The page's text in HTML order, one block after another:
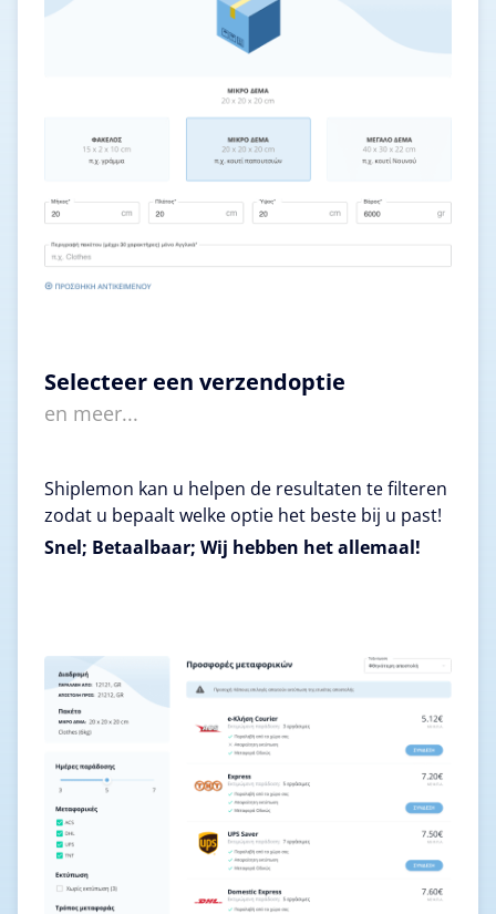
Selecteer een verzendoptie
en meer...
Shiplemon kan u helpen de resultaten te filteren
zodat u bepaalt welke optie het beste bij u past!
Snel; Betaalbaar; Wij hebben het allemaal!